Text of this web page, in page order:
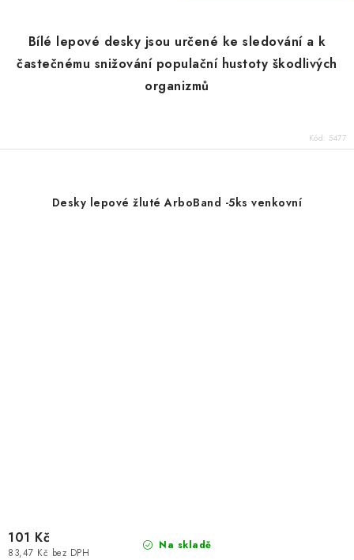
Bílé lepové desky jsou určené ke sledování a k
častečnému snižování populační hustoty škodlivých
organizmů
Kód: 5477
Desky lepové žluté ArboBand -5ks venkovní
Na skladě
83,47 Kč bez DPH
101 Kč